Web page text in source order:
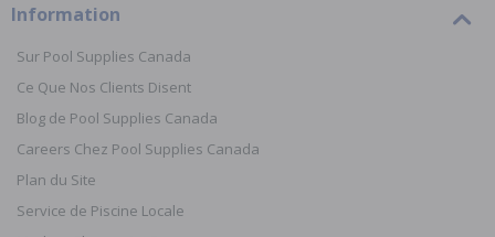
Information
Sur Pool Supplies Canada
Ce Que Nos Clients Disent
Blog de Pool Supplies Canada
Careers Chez Pool Supplies Canada
Plan du Site
Service de Piscine Locale